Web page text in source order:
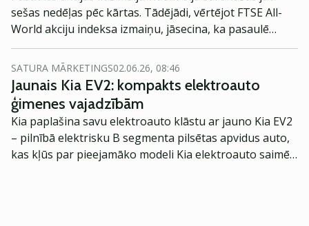
sešas nedēļas pēc kārtas. Tādējādi, vērtējot FTSE All-
World akciju indeksa izmaiņu, jāsecina, ka pasaulē
akcijām vērojama ilgākā lejupslīde kopš 2008. gada
vidus.
SATURA MĀRKETINGS02.06.26, 08:46
Jaunais Kia EV2: kompakts elektroauto
ģimenes vajadzībām
Kia paplašina savu elektroauto klāstu ar jauno Kia EV2
– pilnībā elektrisku B segmenta pilsētas apvidus auto,
kas kļūs par pieejamāko modeli Kia elektroauto saimē